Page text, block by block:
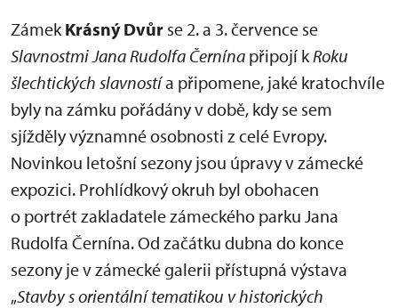
ZámekKrásný Dvůr se 2. a 3. července se
Slavnostmi Jana Rudolfa Černína připojí kRoku
šlechtických slavnostía připomene, jaké kratochvíle
byly na zámku pořádány v době, kdy se sem
sjížděly významné osobnosti z celé Evropy.
Novinkou letošní sezony jsou úpravy v zámecké
expozici. Prohlídkový okruh byl obohacen
o portrét zakladatele zámeckého parku Jana
Rudolfa Černína. Od začátku dubna do konce
sezony je v zámecké galerii přístupná výstava
„Stavby s orientální tematikou v historických